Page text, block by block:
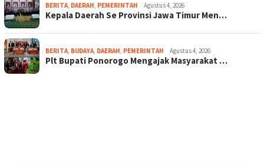
BERITA, DAERAH, PEMERINTAH Agustus 4, 2026
Kepala Daerah Se Provinsi Jawa Timur Men…
BERITA, BUDAYA, DAERAH, PEMERINTAH Agustus 4, 2026
Plt Bupati Ponorogo Mengajak Masyarakat …